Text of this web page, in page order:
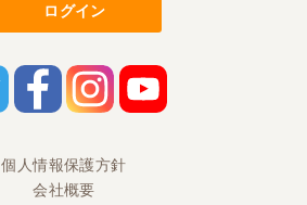
ログイン
個人情報保護方針
会社概要